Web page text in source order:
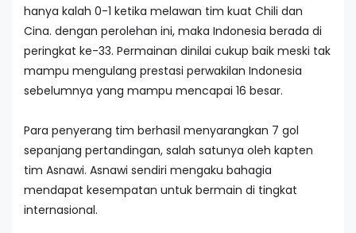
hanya kalah 0-1 ketika melawan tim kuat Chili dan
Cina. dengan perolehan ini, maka Indonesia berada di
peringkat ke-33. Permainan dinilai cukup baik meski tak
mampu mengulang prestasi perwakilan Indonesia
sebelumnya yang mampu mencapai 16 besar.
Para penyerang tim berhasil menyarangkan 7 gol
sepanjang pertandingan, salah satunya oleh kapten
tim Asnawi. Asnawi sendiri mengaku bahagia
mendapat kesempatan untuk bermain di tingkat
internasional.